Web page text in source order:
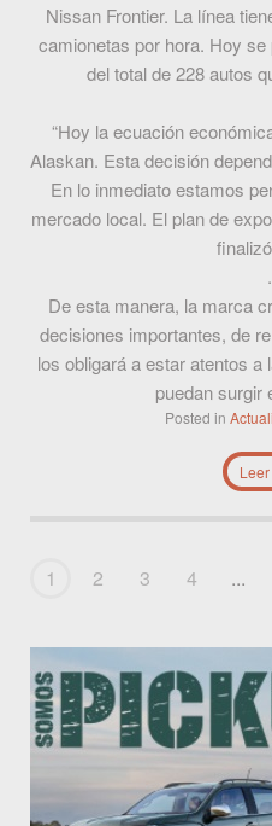
Nissan Frontier. La línea
camionetas por hora. Hoy
del total de 228 autos
“Hoy la ecuación
Alaskan. Esta decisión
En lo inmediato estamos
mercado local. El plan de
.
De esta manera, la marca
decisiones importantes, de
los obligará a estar atentos
puedan surgir
Posted in
1 2 3 4 ...